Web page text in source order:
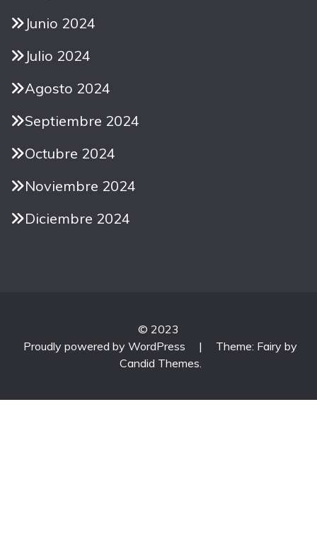
Junio 2024
Julio 2024
Agosto 2024
Septiembre 2024
Octubre 2024
Noviembre 2024
Diciembre 2024
© 2023
Proudly powered by WordPress
|
Theme: Fairy by
Candid Themes